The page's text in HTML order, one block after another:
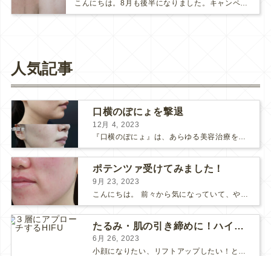
人気記事
口横のぽにょを撃退
12月 4, 2023
『口横のぽにょ』は、あらゆる美容治療を行ってもなかなか良くならないことで有名ですね。 糸リフトは口横にフォーカスするのは難しいですし、ショッピングスレッドを毎月受けるにはコストがかかります… ...
ポテンツァ受けてみました！
9月 23, 2023
たるみ・肌の引き締めに！ハイフとポテンツァどっちがいい？
6月 26, 2023
小顔になりたい、リフトアップしたい！という方で、 HIFUにしようか、 ポテンツァにしようか、 と迷っている方も多いようです。 HIFUもポテンツァも、たるみや肌の引き締め効果のある人気の...